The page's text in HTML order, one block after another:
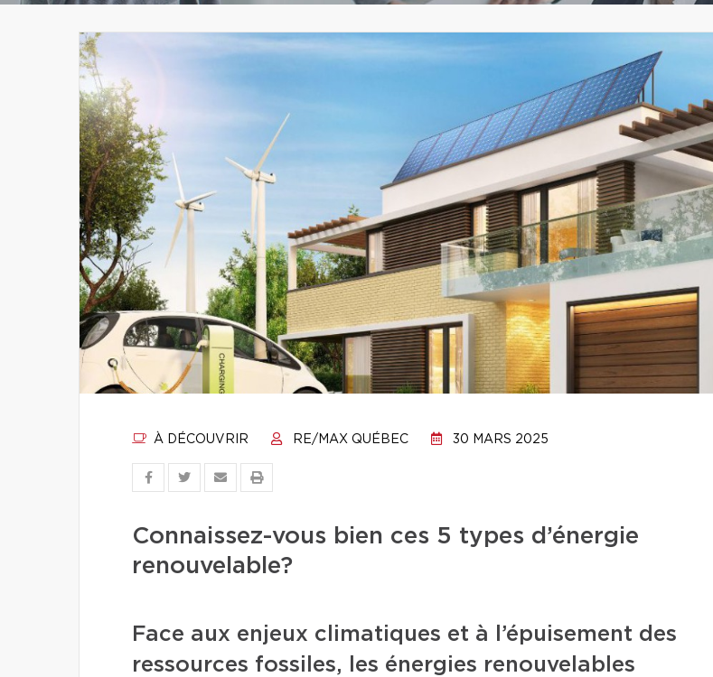
À DÉCOUVRIR RE/MAX QUÉBEC 30 MARS 2025
Connaissez-vous bien ces 5 types d’énergie
renouvelable?
Face aux enjeux climatiques et à l’épuisement des
ressources fossiles, les énergies renouvelables